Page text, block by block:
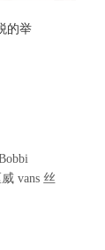
的举
威 vans 丝